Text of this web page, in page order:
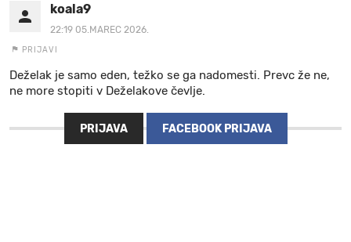
koala9
22:19 05.MAREC 2026.
PRIJAVI
Deželak je samo eden, težko se ga nadomesti. Prevc že ne,
ne more stopiti v Deželakove čevlje.
PRIJAVA FACEBOOK PRIJAVA